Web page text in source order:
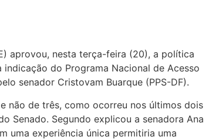
aprovou, nesta terça-feira (20), a política
indicação do Programa Nacional de Acesso
senador Cristovam Buarque (PPS-DF).
não de três, como ocorreu nos últimos dois
Senado. Segundo explicou a senadora Ana
uma experiência única permitiria uma